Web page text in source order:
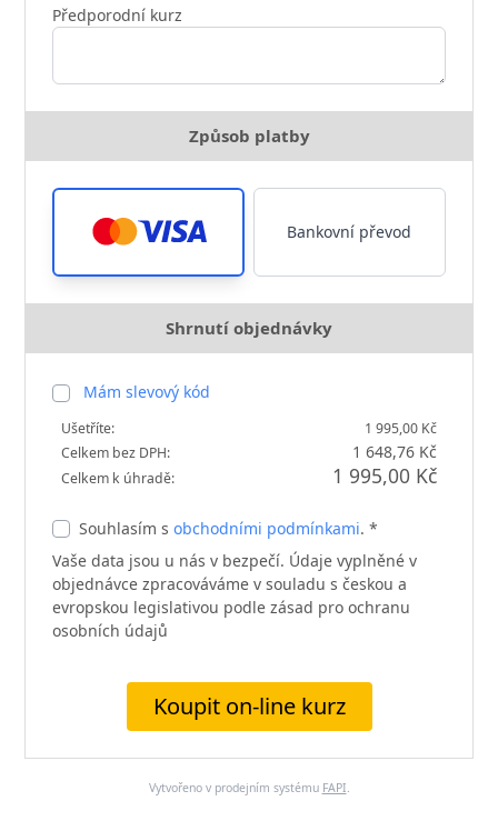
Předporodní kurz
Způsob platby
Bankovní převod
Shrnutí objednávky
Mám slevový kód
Ušetříte:
1 995,00 Kč
Celkem bez DPH:
1 648,76 Kč
Celkem k úhradě: 1 995,00 Kč
Souhlasím sobchodními podmínkami. *
Vaše data jsou u nás v bezpečí. Údaje vyplněné v
objednávce zpracováváme v souladu s českou a
evropskou legislativou podle zásad pro ochranu
osobních údajů
Koupit on-line kurz
Vytvořeno v prodejním systému FAPI.